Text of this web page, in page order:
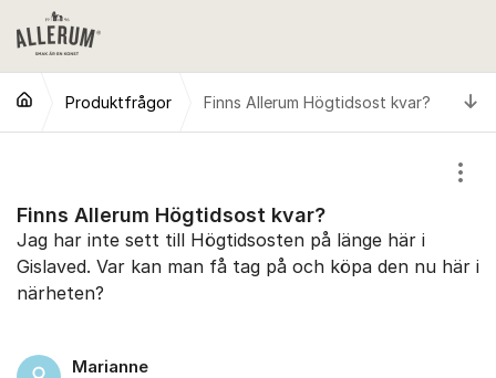
Hoppa till innehåll
Produktfrågor Finns Allerum Högtidsost kvar?
Finns Allerum Högtidsost kvar?
Jag har inte sett till Högtidsosten på länge här i
Gislaved. Var kan man få tag på och köpa den nu här i
närheten?
Marianne